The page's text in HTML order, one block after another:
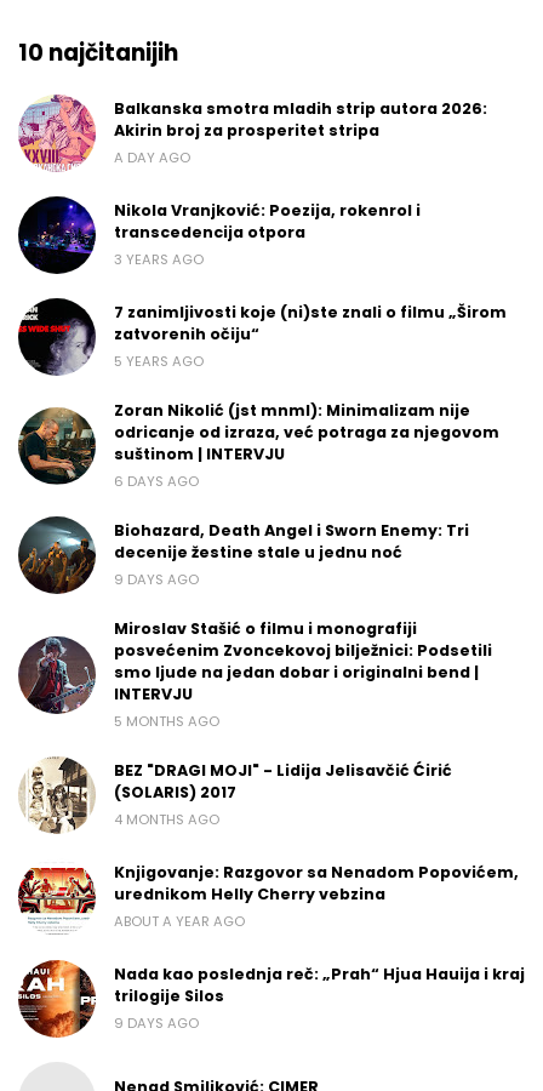
10 najčitanijih
Balkanska smotra mladih strip autora 2026:
Akirin broj za prosperitet stripa
A DAY AGO
Nikola Vranjković: Poezija, rokenrol i
transcedencija otpora
3 YEARS AGO
7 zanimljivosti koje (ni)ste znali o filmu „Širom
zatvorenih očiju“
5 YEARS AGO
Zoran Nikolić (jst mnml): Minimalizam nije
odricanje od izraza, već potraga za njegovom
suštinom | INTERVJU
6 DAYS AGO
Biohazard, Death Angel i Sworn Enemy: Tri
decenije žestine stale u jednu noć
9 DAYS AGO
Miroslav Stašić o filmu i monografiji
posvećenim Zvoncekovoj bilježnici: Podsetili
smo ljude na jedan dobar i originalni bend |
INTERVJU
5 MONTHS AGO
BEZ "DRAGI MOJI" - Lidija Jelisavčić Ćirić
(SOLARIS) 2017
4 MONTHS AGO
Knjigovanje: Razgovor sa Nenadom Popovićem,
urednikom Helly Cherry vebzina
ABOUT A YEAR AGO
Nada kao poslednja reč: „Prah“ Hjua Hauija i kraj
trilogije Silos
9 DAYS AGO
Nenad Smiljković: CIMER